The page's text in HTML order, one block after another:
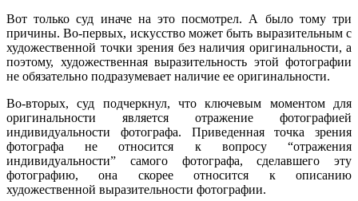
Вот только суд иначе на это посмотрел. А было тому три
причины. Во-первых, искусство может быть выразительным с
художественной точки зрения без наличия оригинальности, а
поэтому, художественная выразительность этой фотографии
не обязательно подразумевает наличие ее оригинальности.
Во-вторых, суд подчеркнул, что ключевым моментом для
оригинальности является отражение фотографией
индивидуальности фотографа. Приведенная точка зрения
фотографа не относится к вопросу “отражения
индивидуальности” самого фотографа, сделавшего эту
фотографию, она скорее относится к описанию
художественной выразительности фотографии.